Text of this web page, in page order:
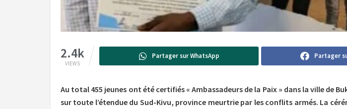
2.4k
VIEWS
Partager sur WhatsApp Partager
Au total 455 jeunes ont été certifiés « Ambassadeurs de la Paix » dans la ville
sur toute l’étendue du Sud-Kivu, province meurtrie par les conflits armés. La